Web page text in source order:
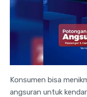
Konsumen bisa
angsuran untuk